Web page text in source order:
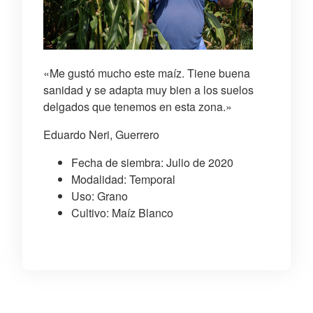
«Me gustó mucho este maíz. Tiene buena
sanidad y se adapta muy bien a los suelos
delgados que tenemos en esta zona.»
Eduardo Neri, Guerrero
Fecha de siembra: Julio de 2020
Modalidad: Temporal
Uso: Grano
Cultivo: Maíz Blanco